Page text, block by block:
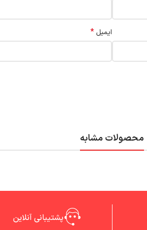
ایمیل *
محصولات مشابه
پشتیبانی آنلاین